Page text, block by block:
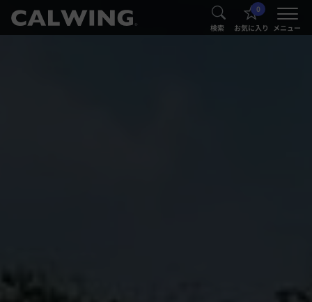
® 検索
0
お気に入り メニュー
®